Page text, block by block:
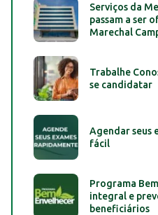
Serviços da
passam a ser
Marechal
Trabalhe
se candidatar
Agendar seus
fácil
Programa
integral e
beneficiários